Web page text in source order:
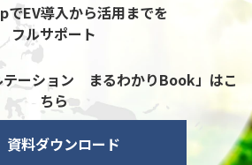
セミナー
お知らせ
よくあるご質問
でEV導入から活用までを
フルサポート
テーション まるわかりBook」はこ
ちら
資料ダウンロード